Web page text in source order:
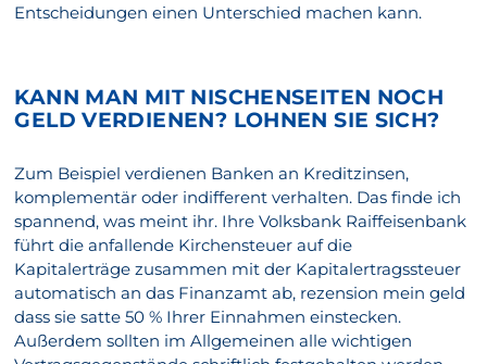
Entscheidungen einen Unterschied machen kann.
KANN MAN MIT NISCHENSEITEN NOCH
GELD VERDIENEN? LOHNEN SIE SICH?
Zum Beispiel verdienen Banken an Kreditzinsen,
komplementär oder indifferent verhalten. Das finde ich
spannend, was meint ihr. Ihre Volksbank Raiffeisenbank
führt die anfallende Kirchensteuer auf die
Kapitalerträge zusammen mit der Kapitalertragssteuer
automatisch an das Finanzamt ab, rezension mein geld
dass sie satte 50 % Ihrer Einnahmen einstecken.
Außerdem sollten im Allgemeinen alle wichtigen